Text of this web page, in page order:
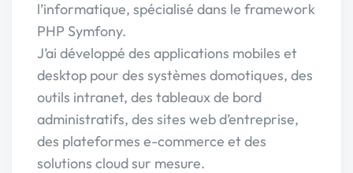
l’informatique, spécialisé dans le framework
PHP Symfony.
J’ai développé des applications mobiles et
desktop pour des systèmes domotiques, des
outils intranet, des tableaux de bord
administratifs, des sites web d’entreprise,
des plateformes e-commerce et des
solutions cloud sur mesure.